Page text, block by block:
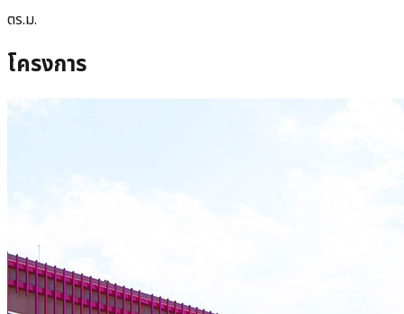
ตร.ม.
โครงการ